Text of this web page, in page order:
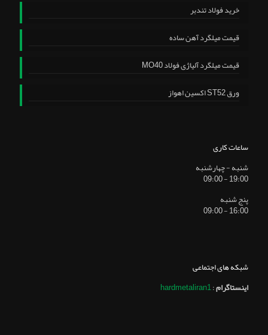
خرید فولاد تندبر
قیمت میلگرد آهن ساده
قیمت میلگرد آلیاژی فولاد MO40
ورق ST52 اکسین اهواز
ساعات کاری
شنبه - چهارشنبه
19:00 - 09:00
پنج شنبه
16:00 - 09:00
شبکه های اجتماعی
اینستاگرام:
hardmetaliran1